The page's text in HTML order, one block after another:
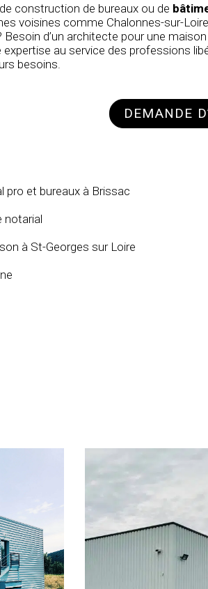
construction de bureaux ou de
voisines comme Chalonnes-sur-
d’un architecte pour une
au service des professions
besoins.
DEMANDE
pro et bureaux à Brissac
notarial
à St-Georges sur Loire